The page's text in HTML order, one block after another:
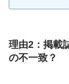
理由2：掲載
の不一致？